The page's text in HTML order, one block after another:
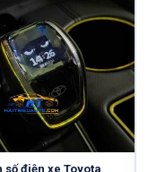
số điện xe Toyota